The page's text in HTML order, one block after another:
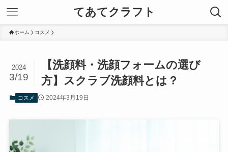
てあてクラフト
ホーム コスメ
【洗顔料・洗顔フォームの選び
方】スクラブ洗顔料とは？
2024
3/19
コスメ 2024年3月19日